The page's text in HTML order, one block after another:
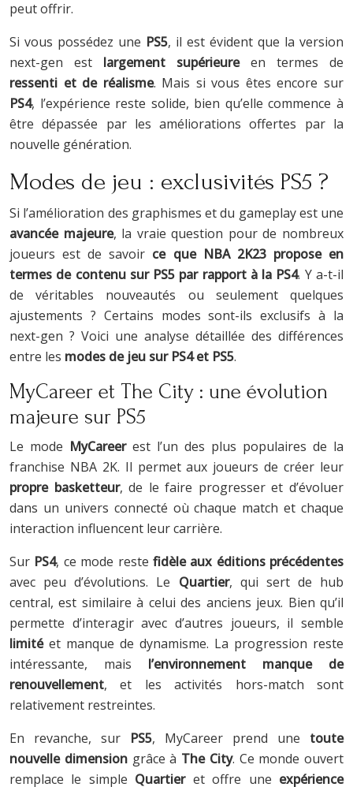
peut offrir.
Si vous possédez une PS5, il est évident que la version
next-gen est largement supérieureen termes de
ressenti et de réalisme. Mais si vous êtes encore sur
PS4, l’expérience reste solide, bien qu’elle commence à
être dépassée par les améliorations offertes par la
nouvelle génération.
Modes de jeu : exclusivités PS5 ?
Si l’amélioration des graphismes et du gameplay est une
avancée majeure, la vraie question pour de nombreux
joueurs est de savoir ce que NBA 2K23 propose en
termes de contenu sur PS5 par rapport à la PS4. Y a-t-il
de véritables nouveautés ou seulement quelques
ajustements ? Certains modes sont-ils exclusifs à la
next-gen ? Voici une analyse détaillée des différences
entre les modes de jeu sur PS4 et PS5.
MyCareer et The City : une évolution
majeure sur PS5
Le mode MyCareerest l’un des plus populaires de la
franchise NBA 2K. Il permet aux joueurs de créer leur
propre basketteur, de le faire progresser et d’évoluer
dans un univers connecté où chaque match et chaque
interaction influencent leur carrière.
Sur PS4, ce mode reste fidèle aux éditions précédentes
avec peu d’évolutions. Le Quartier, qui sert de hub
central, est similaire à celui des anciens jeux. Bien qu’il
permette d’interagir avec d’autres joueurs, il semble
limitéet manque de dynamisme. La progression reste
intéressante, mais l’environnement manque de
renouvellement, et les activités hors-match sont
relativement restreintes.
En revanche, sur PS5, MyCareer prend une toute
nouvelle dimensiongrâce à The City. Ce monde ouvert
remplace le simple Quartieret offre une expérience